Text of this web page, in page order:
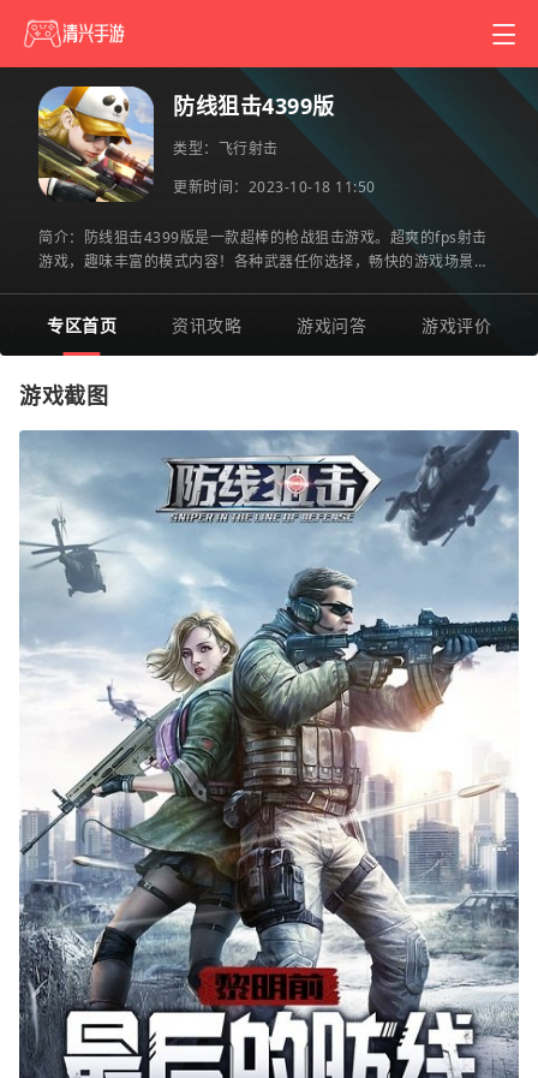
防线狙击4399版
类型： 飞行射击
更新时间：2023-10-18 11:50
简介：防线狙击4399版是一款超棒的枪战狙击游戏。超爽的fps射击
游戏，趣味丰富的模式内容！各种武器任你选择，畅快的游戏场景，
专区首页 资讯攻略 游戏问答 游戏评价
游戏截图